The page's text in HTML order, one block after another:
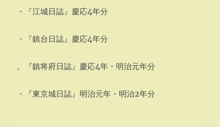
・『江城日誌』慶応4年分
・『鎮台日誌』慶応4年分
。『鎮将府日誌』慶応4年・明治元年分
・『東京城日誌』明治元年・明治2年分